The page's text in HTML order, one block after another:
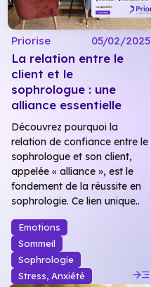
Priorise 05/02/2025
La relation entre le
client et le
sophrologue : une
alliance essentielle
Découvrez pourquoi la
relation de confiance entre le
sophrologue et son client,
appelée « alliance », est le
fondement de la réussite en
sophrologie. Ce lien unique..
Emotions
Sommeil
Sophrologie
Stress, Anxiété
read_more